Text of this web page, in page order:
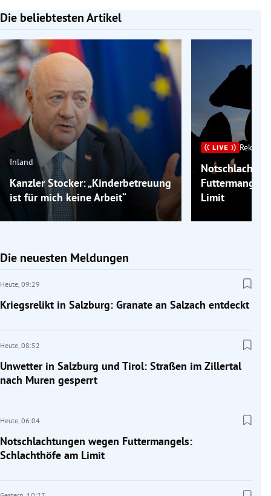
Die beliebtesten Artikel
Slide 1 von 7
Inland
Kanzler Stocker: „Kinderbetreuung
ist für mich keine Arbeit“
Limit
Die neuesten Meldungen
Heute, 09:29
Kriegsrelikt in Salzburg: Granate an Salzach entdeckt
Heute, 08:52
Unwetter in Salzburg und Tirol: Straßen im Zillertal
nach Muren gesperrt
Heute, 06:04
Notschlachtungen wegen Futtermangels:
Schlachthöfe am Limit